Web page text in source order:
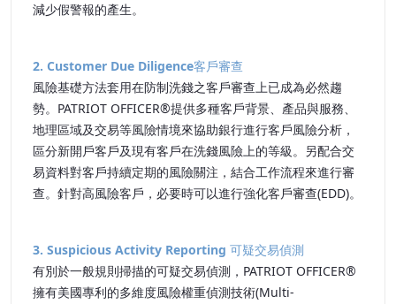
減少假警報的產生。
2. Customer Due Diligence客戶審查
風險基礎方法套用在防制洗錢之客戶審查上已成為必然趨
勢。PATRIOT OFFICER®提供多種客戶背景、產品與服務、
地理區域及交易等風險情境來協助銀行進行客戶風險分析，
區分新開戶客戶及現有客戶在洗錢風險上的等級。另配合交
易資料對客戶持續定期的風險關注，結合工作流程來進行審
查。針對高風險客戶，必要時可以進行強化客戶審查(EDD)。
3. Suspicious Activity Reporting 可疑交易偵測
有別於一般規則掃描的可疑交易偵測，PATRIOT OFFICER®
擁有美國專利的多維度風險權重偵測技術(Multi-